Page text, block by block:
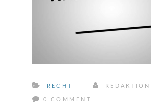
RECHT REDAKTION
0 COMMENT